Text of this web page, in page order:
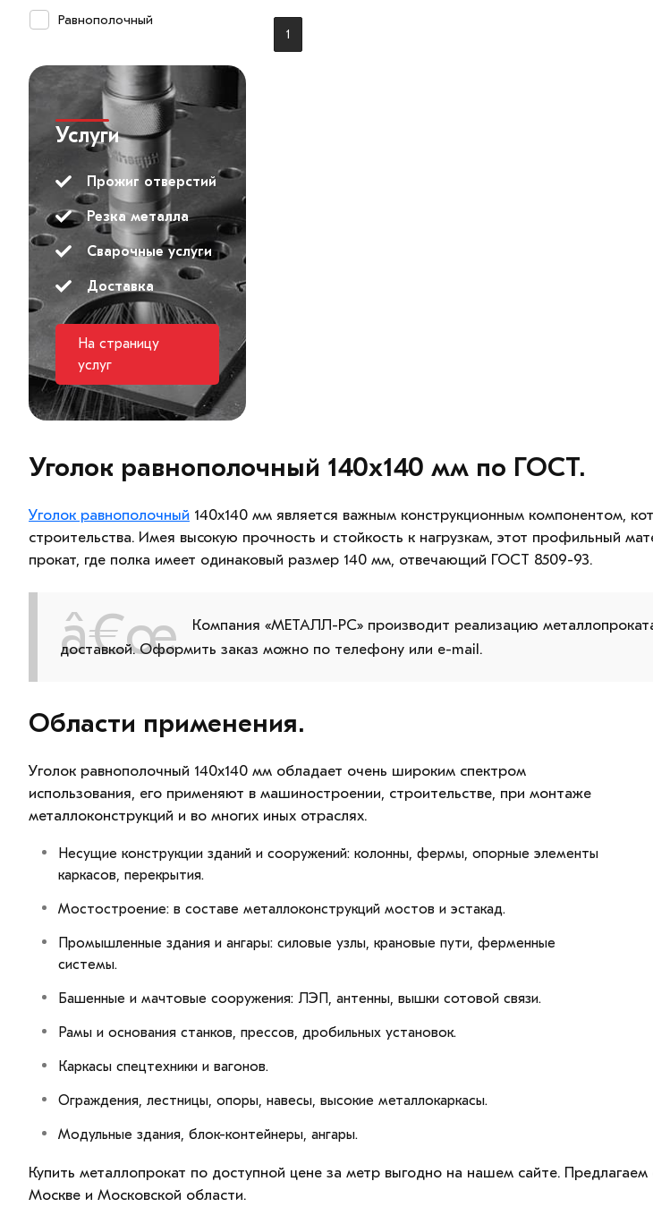
Равнополочный
Услуги
Прожиг отверстий
Резка металла
Сварочные услуги
Доставка
На страницу
услуг
1
Уголок равнополочный 140х140 мм по ГОСТ.
Уголок равнополочный 140х140 мм является важным конструкционным компонентом,
строительства. Имея высокую прочность и стойкость к нагрузкам, этот профильный
прокат, где полка имеет одинаковый размер 140 мм, отвечающий ГОСТ 8509-93.
Компания «МЕТАЛЛ-РС» производит реализацию
доставкой. Оформить заказ можно по телефону или e-mail.
Области применения.
Уголок равнополочный 140х140 мм обладает очень широким спектром
использования, его применяют в машиностроении, строительстве, при монтаже
металлоконструкций и во многих иных отраслях.
Несущие конструкции зданий и сооружений: колонны, фермы, опорные элементы
каркасов, перекрытия.
Мостостроение: в составе металлоконструкций мостов и эстакад.
Промышленные здания и ангары: силовые узлы, крановые пути, ферменные
системы.
Башенные и мачтовые сооружения: ЛЭП, антенны, вышки сотовой связи.
Рамы и основания станков, прессов, дробильных установок.
Каркасы спецтехники и вагонов.
Ограждения, лестницы, опоры, навесы, высокие металлокаркасы.
Модульные здания, блок-контейнеры, ангары.
Купить металлопрокат по доступной цене за метр выгодно на нашем сайте.
Москве и Московской области.